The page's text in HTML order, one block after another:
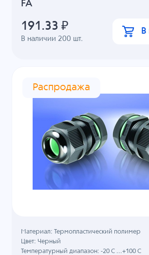
FA
В наличии 200 шт.
191.33 ₽ В
Распродажа
Материал: Термопластический полимер
Цвет: Черный
Температурный диапазон: -20 C ...+100 C